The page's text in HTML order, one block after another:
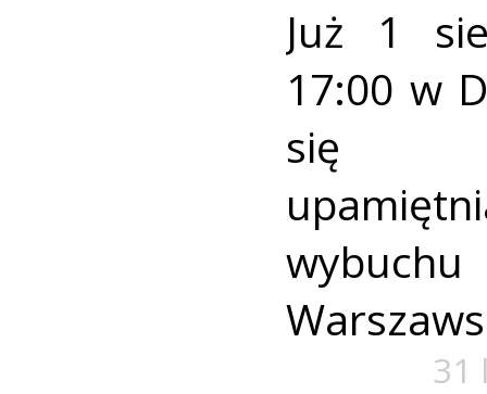
Już 1
17:00 w
się
31